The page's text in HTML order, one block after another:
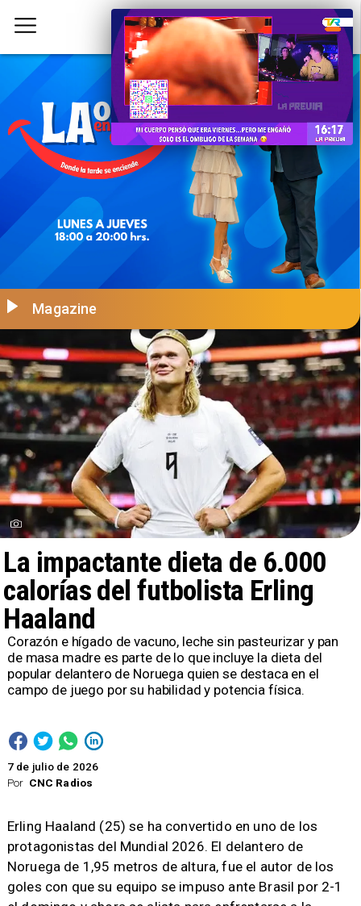
Por CNC Radios
La impactante dieta de 6.000
calorías del futbolista Erling
Haaland
Magazine
7 de julio de 2026
Corazón e hígado de vacuno, leche sin pasteurizar y pan
de masa madre es parte de lo que incluye la dieta del
popular delantero de Noruega quien se destaca en el
campo de juego por su habilidad y potencia física.
Erling Haaland (25) se ha convertido en uno de los
protagonistas del Mundial 2026. El delantero de
Noruega de 1,95 metros de altura, fue el autor de los
goles con que su equipo se impuso ante Brasil por 2-1